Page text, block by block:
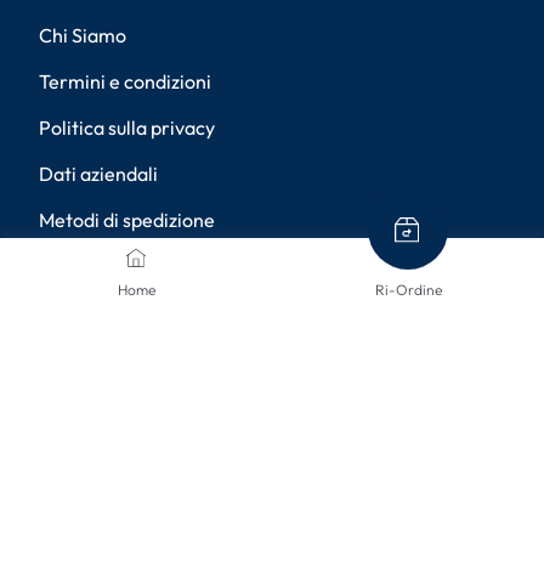
Home Ri-Ordine
Chi Siamo
Termini e condizioni
Politica sulla privacy
Dati aziendali
Metodi di spedizione